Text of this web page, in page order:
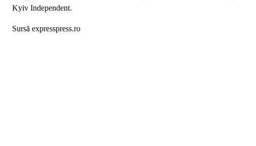
Kyiv Independent.
Sursă expresspress.ro